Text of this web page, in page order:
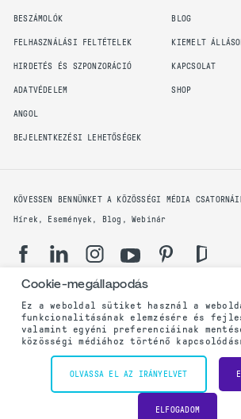
BESZÁMOLÓK
FELHASZNÁLÁSI FELTÉTELEK
HIRDETÉS ÉS SZPONZORÁCIÓ
ADATVÉDELEM
ANGOL
BEJELENTKEZÉSI LEHETŐSÉGEK
BLOG
KIEMELT
KAPCSOLAT
SHOP
KÖVESSEN BENNÜNKET A KÖZÖSSÉGI MÉDIA
Hírek, Események, Blog, Webinár
Adatvédelmi irányelvek
©2003 - 2023 PMI Budapest, Magyar Tagozat.
Cookie-megállapodás
Ez a weboldal sütiket használ a
funkcionalitásának elemzésére és
valamint egyéni preferenciáinak
közösségi médiához történő
OLVASSA EL AZ IRÁNYELVET
ELFOGADOM